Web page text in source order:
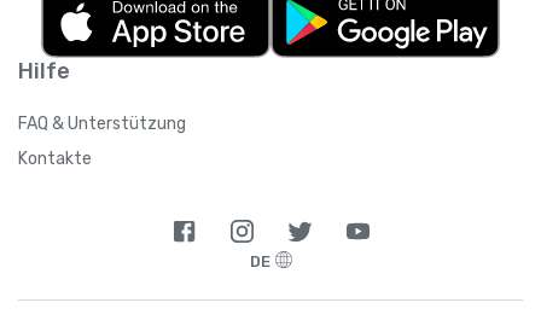
Hilfe
FAQ & Unterstützung
Kontakte
DE